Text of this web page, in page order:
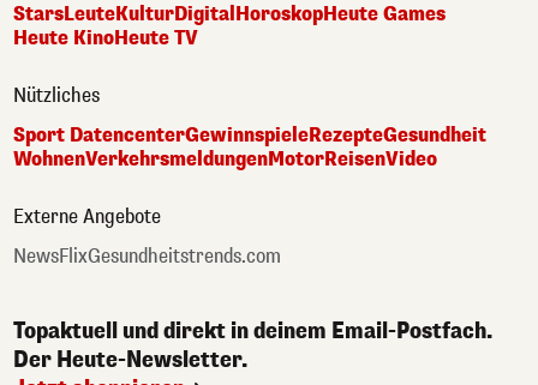
StarsLeuteKulturDigital HoroskopHeute Games
Heute KinoHeute TV
Nützliches
Sport DatencenterGewinnspieleRezepteGesundheit
WohnenVerkehrsmeldungenMotorReisenVideo
Externe Angebote
NewsFlixGesundheitstrends.com
Topaktuell und direkt in deinem Email-Postfach.
Der Heute-Newsletter.